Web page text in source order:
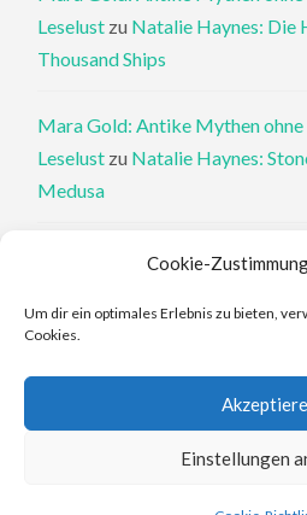
Cookie-
Um dir ein optimales Erlebnis zu bieten,
Cookies.
Einstellungen
Leselust zu Natalie Haynes: Die
Thousand Ships
Mara Gold: Antike Mythen
Leselust zu Natalie Haynes:
Medusa
Philippa Perry: Die
Philippa Perry: Das Buch, von
Elena Ferrante: An den Rändern
Elena Ferrante: Die Geschichte